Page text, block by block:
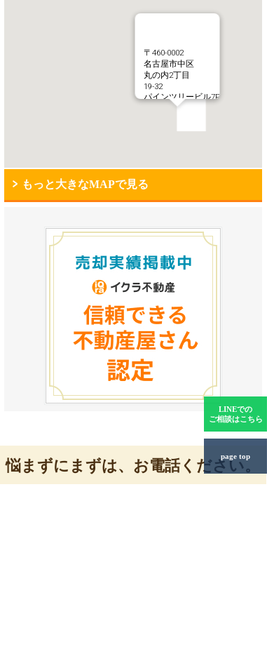
〒460-0002
名古屋市中区
丸の内2丁目
19-32
パインツリービル7F
もっと大きなMAPで見る
悩まずにまずは、お電話ください。
LINEでの
ご相談はこちら
page top